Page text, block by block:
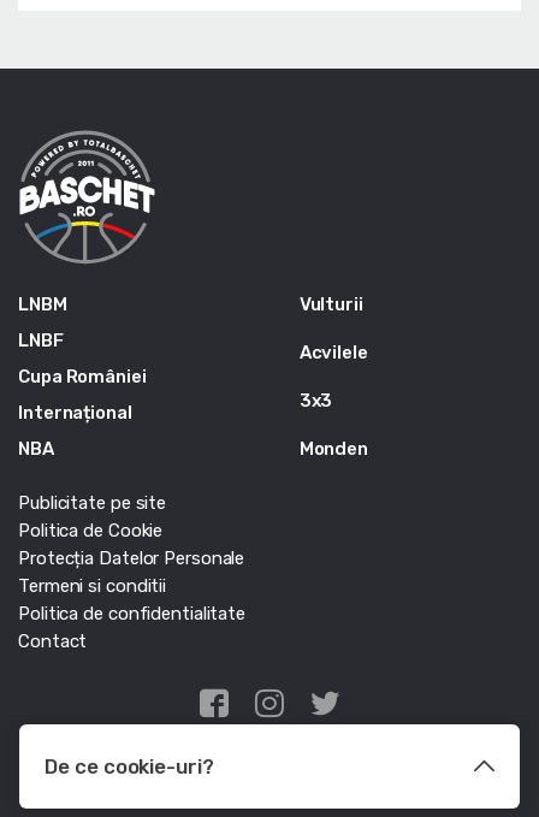
LNBM
LNBF
Cupa României
Internațional
NBA
Vulturii
Acvilele
3x3
Monden
Publicitate pe site
Politica de Cookie
Protecția Datelor Personale
Termeni si conditii
Politica de confidentialitate
Contact
Edris Digital Agency
De ce cookie-uri?